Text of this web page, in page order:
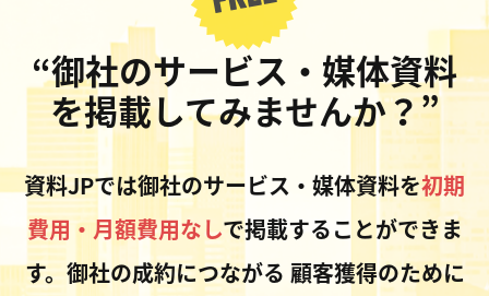
“御社のサービス・媒体資料
を掲載してみませんか？”
資料JPでは御社のサービス・媒体資料を初期
費用・月額費用なしで掲載することができま
す。御社の成約につながる 顧客獲得のために